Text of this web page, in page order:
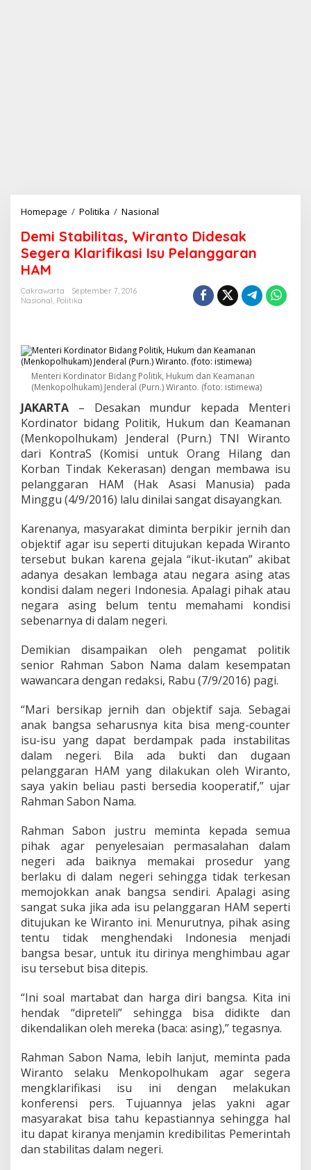
Homepage / Politika / Nasional
m
i
S
t
a
s
,
i
r
a
n
t
o
i
e
s
a
k
S
e
e
r
K
l
a
r
f
k
s
i
I
e
l
a
n
g
g
a
r
a
n
Demi Stabilitas, Wiranto Didesak
Segera Klarifikasi Isu Pelanggaran
HAM
Cakrawarta
September 7, 2016
Nasional, Politika
Menteri Kordinator Bidang Politik, Hukum dan Keamanan
(Menkopolhukam) Jenderal (Purn.) Wiranto. (foto: istimewa)
JAKARTA – Desakan mundur kepada Menteri
Kordinator bidang Politik, Hukum dan Keamanan
(Menkopolhukam) Jenderal (Purn.) TNI Wiranto
dari KontraS (Komisi untuk Orang Hilang dan
Korban Tindak Kekerasan) dengan membawa isu
pelanggaran HAM (Hak Asasi Manusia) pada
Minggu (4/9/2016) lalu dinilai sangat disayangkan.
Karenanya, masyarakat diminta berpikir jernih dan
objektif agar isu seperti ditujukan kepada Wiranto
tersebut bukan karena gejala “ikut-ikutan” akibat
adanya desakan lembaga atau negara asing atas
kondisi dalam negeri Indonesia. Apalagi pihak atau
negara asing belum tentu memahami kondisi
sebenarnya di dalam negeri.
Demikian disampaikan oleh pengamat politik
senior Rahman Sabon Nama dalam kesempatan
wawancara dengan redaksi, Rabu (7/9/2016) pagi.
“Mari bersikap jernih dan objektif saja. Sebagai
anak bangsa seharusnya kita bisa meng-counter
isu-isu yang dapat berdampak pada instabilitas
dalam negeri. Bila ada bukti dan dugaan
pelanggaran HAM yang dilakukan oleh Wiranto,
saya yakin beliau pasti bersedia kooperatif,” ujar
Rahman Sabon Nama.
Rahman Sabon justru meminta kepada semua
pihak agar penyelesaian permasalahan dalam
negeri ada baiknya memakai prosedur yang
berlaku di dalam negeri sehingga tidak terkesan
memojokkan anak bangsa sendiri. Apalagi asing
sangat suka jika ada isu pelanggaran HAM seperti
ditujukan ke Wiranto ini. Menurutnya, pihak asing
tentu tidak menghendaki Indonesia menjadi
bangsa besar, untuk itu dirinya menghimbau agar
isu tersebut bisa ditepis.
“Ini soal martabat dan harga diri bangsa. Kita ini
hendak “dipreteli” sehingga bisa didikte dan
dikendalikan oleh mereka (baca: asing),” tegasnya.
Rahman Sabon Nama, lebih lanjut, meminta pada
Wiranto selaku Menkopolhukam agar segera
mengklarifikasi isu ini dengan melakukan
konferensi pers. Tujuannya jelas yakni agar
masyarakat bisa tahu kepastiannya sehingga hal
itu dapat kiranya menjamin kredibilitas Pemerintah
dan stabilitas dalam negeri.